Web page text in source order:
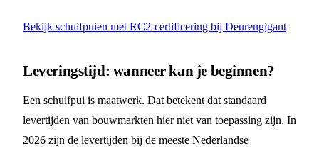
Bekijk schuifpuien met RC2-certificering bij Deurengigant
Leveringstijd: wanneer kan je beginnen?
Een schuifpui is maatwerk. Dat betekent dat standaard
levertijden van bouwmarkten hier niet van toepassing zijn. In
2026 zijn de levertijden bij de meeste Nederlandse